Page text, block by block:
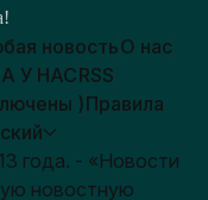
новостьО нас
У НАСRSS
)Правила
года. - «Новости
новостную